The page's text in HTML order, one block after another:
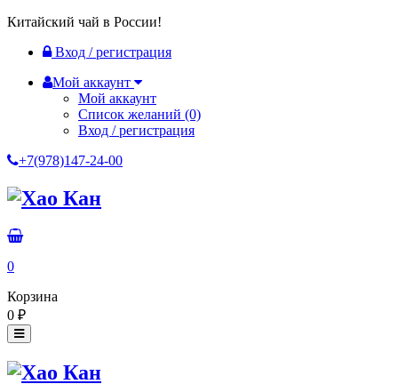
Китайский чай в России!
Вход / регистрация
Мой аккаунт
Мой аккаунт
Список желаний (0)
Вход / регистрация
+7(978)147-24-00
0
Корзина
0 ₽